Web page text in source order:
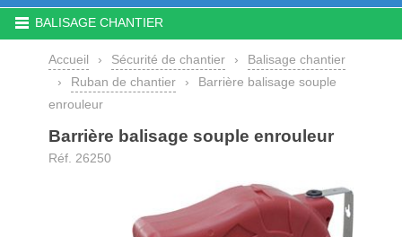
BALISAGE CHANTIER
Accueil › Sécurité de chantier ›
Balisage chantier
›
Ruban de chantier ›
Barrière balisage souple
enrouleur
Barrière balisage souple enrouleur
Réf. 26250